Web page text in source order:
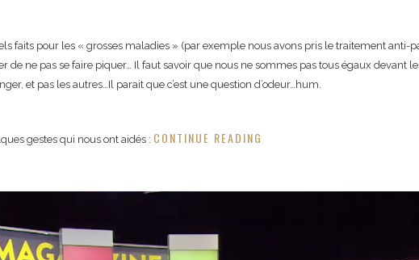
faits pour les « grosses maladies » (par exemple nous avons pris le traitement anti-
de ne pas se faire piquer… Il faut savoir que nous ne sommes pas tous égaux devant
et pas les autres…Il parait que c’est une question d’odeur…hum.
gestes qui nous ont aidés : CONTINUE READING